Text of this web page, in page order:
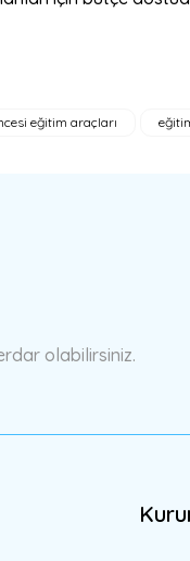
gördüğünüz
eğitim araçları
olabilirsiniz.